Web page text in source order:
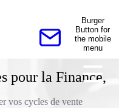
Contactez-nous
Burger
Button for
the mobile
menu
pour la Finance,
vos cycles de vente